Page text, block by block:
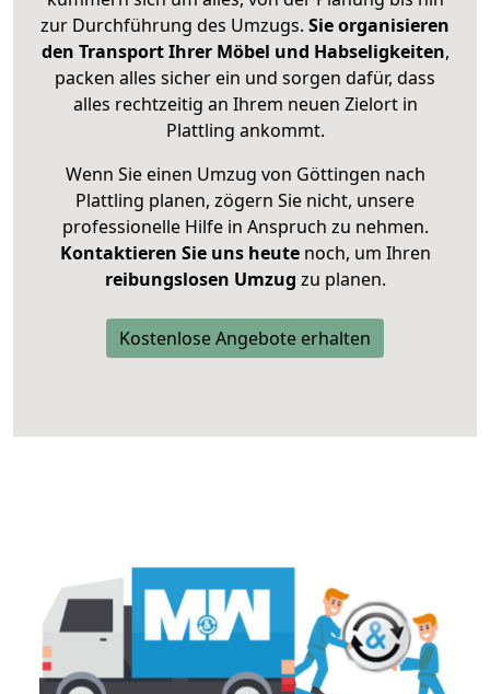
zur Durchführung des Umzugs. Sie organisieren
den Transport Ihrer Möbel und Habseligkeiten,
packen alles sicher ein und sorgen dafür, dass
alles rechtzeitig an Ihrem neuen Zielort in
Plattling ankommt.
Wenn Sie einen Umzug von Göttingen nach
Plattling planen, zögern Sie nicht, unsere
professionelle Hilfe in Anspruch zu nehmen.
Kontaktieren Sie uns heutenoch, um Ihren
reibungslosen Umzug zu planen.
Kostenlose Angebote erhalten